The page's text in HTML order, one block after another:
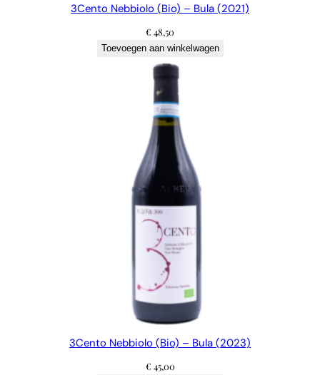
3Cento Nebbiolo (Bio) – Bula (2021)
€ 48,50
Toevoegen aan winkelwagen
3Cento Nebbiolo (Bio) – Bula (2023)
€ 45,00